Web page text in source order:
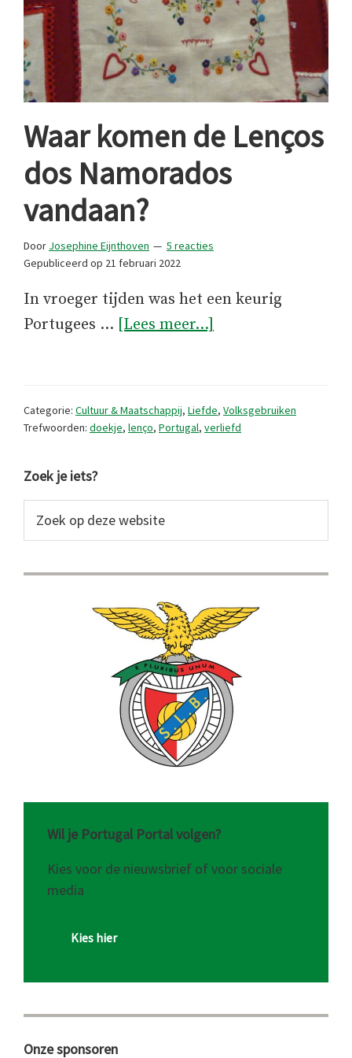
Waar komen de Lenços
dos Namorados
vandaan?
Door Josephine Eijnthoven
5 reacties
Gepubliceerd op 21 februari 2022
In vroeger tijden was het een keurig
Portugees … [Lees meer...]
dos
Categorie: Cultuur & Maatschappij, Liefde, Volksgebruiken
Trefwoorden: doekje, lenço, Portugal, verliefd
Primaire
Sidebar
Zoek je iets?
op
website
Wil je Portugal Portal volgen?
Kies voor de nieuwsbrief of voor sociale
media
Kies hier
Onze sponsoren